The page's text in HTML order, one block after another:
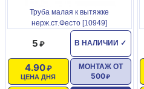
Труба малая к вытяжке
нерж.ст.Фесто [10949]
В НАЛИЧИИ ✓
5
ЦЕНА ДНЯ
4.90 МОНТАЖ ОТ
500